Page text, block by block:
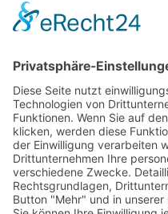
Unternehmen
Impressum
Datenschutz
AGB
Nachhaltigkeit
Kontakt
Kunden-Login